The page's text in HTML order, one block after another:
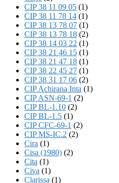
CIP 38 11 09 05 (1)
CIP 38 11 78 14 (1)
CIP 38 13 78 07 (1)
CIP 38 13 78 18 (2)
CIP 38 14 03 22 (1)
CIP 38 21 46 15 (1)
CIP 38 21 47 18 (1)
CIP 38 22 45 27 (1)
CIP 38 31 17 06 (2)
CIP Achirana Inta (1)
CIP ASN-69-1 (2)
CIP BL-1.10 (2)
CIP BL-1.5 (1)
CIP CFC-69-1 (2)
CIP MS-IC.2 (2)
Cira (1)
Cisa (1980) (2)
Cita (1)
Civa (1)
Clarissa (1)